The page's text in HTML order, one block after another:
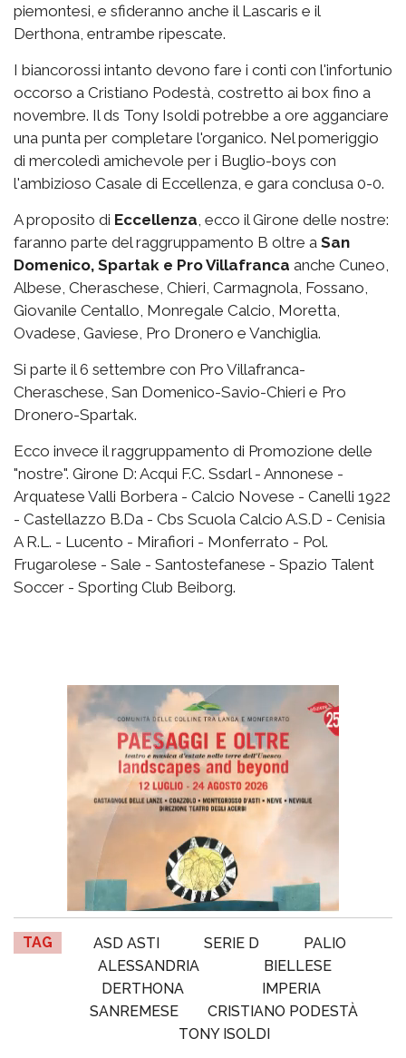
piemontesi, e sfideranno anche il Lascaris e il
Derthona, entrambe ripescate.
I biancorossi intanto devono fare i conti con l'infortunio
occorso a Cristiano Podestà, costretto ai box fino a
novembre. Il ds Tony Isoldi potrebbe a ore agganciare
una punta per completare l'organico. Nel pomeriggio
di mercoledì amichevole per i Buglio-boys con
l'ambizioso Casale di Eccellenza, e gara conclusa 0-0.
A proposito di Eccellenza , ecco il Girone delle nostre:
faranno parte del raggruppamento B oltre a San
Domenico, Spartak e Pro Villafranca anche Cuneo,
Albese, Cheraschese, Chieri, Carmagnola, Fossano,
Giovanile Centallo, Monregale Calcio, Moretta,
Ovadese, Gaviese, Pro Dronero e Vanchiglia.
Si parte il 6 settembre con Pro Villafranca-
Cheraschese, San Domenico-Savio-Chieri e Pro
Dronero-Spartak.
Ecco invece il raggruppamento di Promozione delle
"nostre". Girone D: Acqui F.C. Ssdarl - Annonese -
Arquatese Valli Borbera - Calcio Novese - Canelli 1922
- Castellazzo B.Da - Cbs Scuola Calcio A.S.D - Cenisia
A R.L. - Lucento - Mirafiori - Monferrato - Pol.
Frugarolese - Sale - Santostefanese - Spazio Talent
Soccer - Sporting Club Beiborg.
TAG ASD ASTI SERIE D
PALIO
ALESSANDRIA
BIELLESE
DERTHONA
IMPERIA
SANREMESE
CRISTIANO PODESTÀ
TONY ISOLDI